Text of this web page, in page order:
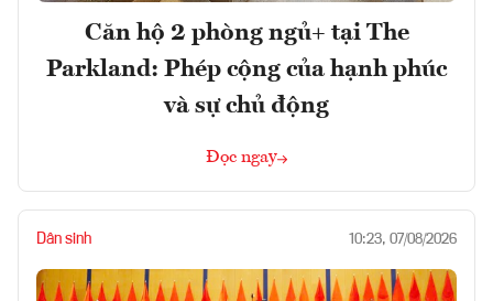
Căn hộ 2 phòng ngủ+ tại The
Parkland: Phép cộng của hạnh phúc
và sự chủ động
Đọc ngay
Dân sinh 10:23, 07/08/2026